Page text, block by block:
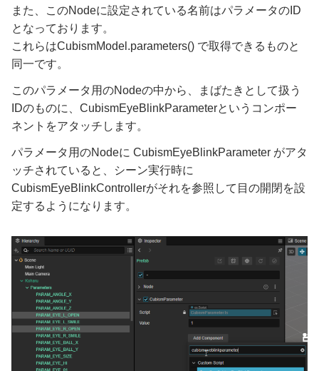
また、このNodeに設定されている名前はパラメータのID
となっております。
これらはCubismModel.parameters() で取得できるものと
同一です。
このパラメータ用のNodeの中から、まばたきとして扱う
IDのものに、CubismEyeBlinkParameterというコンポー
ネントをアタッチします。
パラメータ用のNodeに CubismEyeBlinkParameter がアタ
ッチされていると、シーン実行時に
CubismEyeBlinkControllerがそれを参照して目の開閉を設
定するようになります。